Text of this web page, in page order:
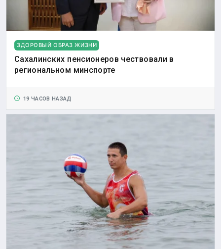
ЗДОРОВЫЙ ОБРАЗ ЖИЗНИ
Сахалинских пенсионеров чествовали в
региональном минспорте
19 ЧАСОВ НАЗАД